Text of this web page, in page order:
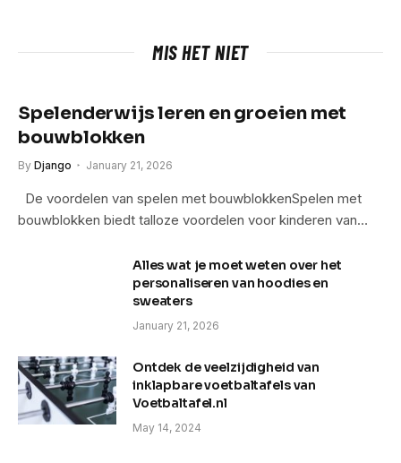
MIS HET NIET
Spelenderwijs leren en groeien met
bouwblokken
By Django January 21, 2026
De voordelen van spelen met bouwblokkenSpelen met
bouwblokken biedt talloze voordelen voor kinderen van…
Alles wat je moet weten over het
personaliseren van hoodies en
sweaters
January 21, 2026
Ontdek de veelzijdigheid van
inklapbare voetbaltafels van
Voetbaltafel.nl
May 14, 2024